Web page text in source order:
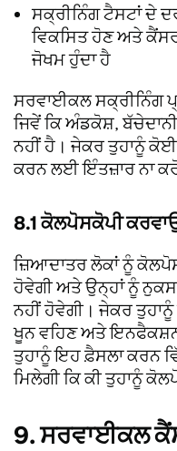
ਸਕ੍ਰੀਨਿੰਗ ਟੈਸਟਾਂ ਦੇ
ਵਿਕਸਿਤ ਹੋਣ ਅਤੇ
ਜੋਖਮ ਹੁੰਦਾ ਹੈ
ਸਰਵਾਈਕਲ ਸਕ੍ਰੀਨਿੰਗ
ਜਿਵੇਂ ਕਿ ਅੰਡਕੋਸ਼,
ਨਹੀਂ ਹੈ। ਜੇਕਰ ਤੁਹਾਨੂੰ ਕੋਈ
ਕਰਨ ਲਈ ਇੰਤਜ਼ਾਰ ਨਾ
8.1 ਕੋਲਪੋਸਕੋਪੀ
ਜ਼ਿਆਦਾਤਰ ਲੋਕਾਂ ਨੂੰ
ਹੋਵੇਗੀ ਅਤੇ ਉਨ੍ਹਾਂ ਨੂੰ
ਨਹੀਂ ਹੋਵੇਗੀ। ਜੇਕਰ
ਖੂਨ ਵਹਿਣ ਅਤੇ ਇਨਫੈਕਸ਼ਨ
ਤੁਹਾਨੂੰ ਇਹ ਫ਼ੈਸਲਾ ਕਰਨ
ਮਿਲੇਗੀ ਕਿ ਕੀ ਤੁਹਾਨੂੰ
9. ਸਰਵਾਈਕਲ